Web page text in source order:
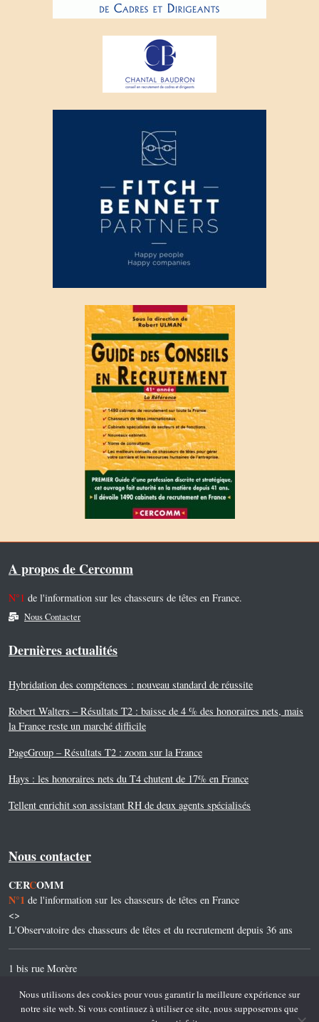
A propos de Cercomm
N°1 de l'information sur les chasseurs de têtes en France.
Nous Contacter
Dernières actualités
Hybridation des compétences : nouveau standard de réussite
Robert Walters – Résultats T2 : baisse de 4 % des honoraires nets, mais
la France reste un marché difficile
PageGroup – Résultats T2 : zoom sur la France
Hays : les honoraires nets du T4 chutent de 17% en France
Tellent enrichit son assistant RH de deux agents spécialisés
Nous contacter
CERCOMM
N°1 de l'information sur les chasseurs de têtes en France
<>
L'Observatoire des chasseurs de têtes et du recrutement depuis 36 ans
1 bis rue Morère
Tel. 01 45 45 45 32
Nous utilisons des cookies pour vous garantir la meilleure expérience sur
notre site web. Si vous continuez à utiliser ce site, nous supposerons que